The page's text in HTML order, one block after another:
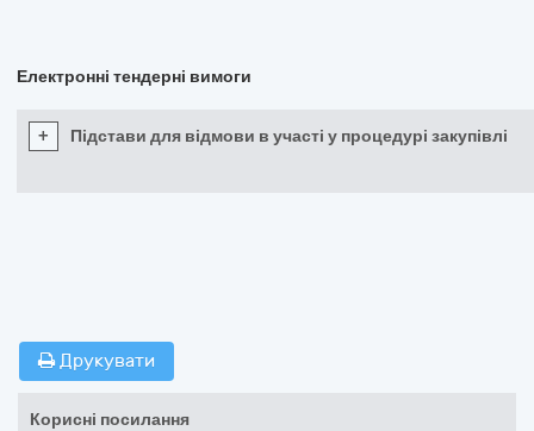
Електронні тендерні вимоги
+ Підстави для відмови в участі у процедурі закупівлі
Друкувати
Корисні посилання